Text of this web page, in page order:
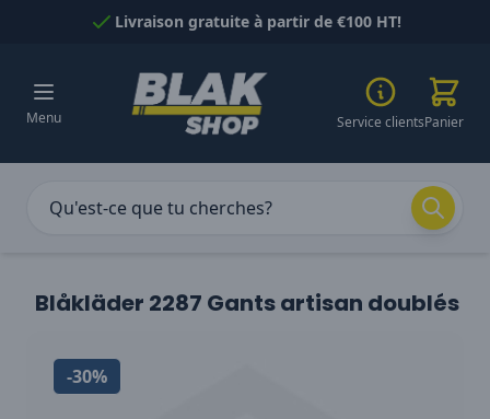
Passer au contenuLivraison gratuite à partir de €100 HT!
Menu Service clientsPanier
Blåkläder 2287 Gants artisan doublés
-30%